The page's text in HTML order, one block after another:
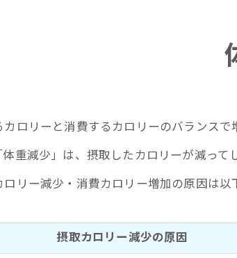
ロリーと消費するカロリーのバランスで
体重減少」は、摂取したカロリーが減っ
リー減少・消費カロリー増加の原因は以
摂取カロリー減少の原因